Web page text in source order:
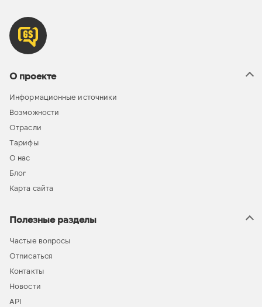
О проекте
Информационные источники
Возможности
Отрасли
Тарифы
О нас
Блог
Карта сайта
Полезные разделы
Частые вопросы
Отписаться
Контакты
Новости
API